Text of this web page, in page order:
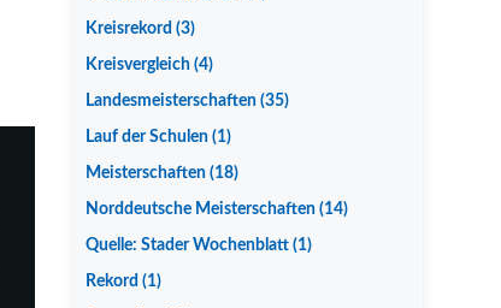
Kreisrekord (3)
Kreisvergleich (4)
Landesmeisterschaften (35)
Lauf der Schulen (1)
Meisterschaften (18)
Norddeutsche Meisterschaften (14)
Quelle: Stader Wochenblatt (1)
Rekord (1)